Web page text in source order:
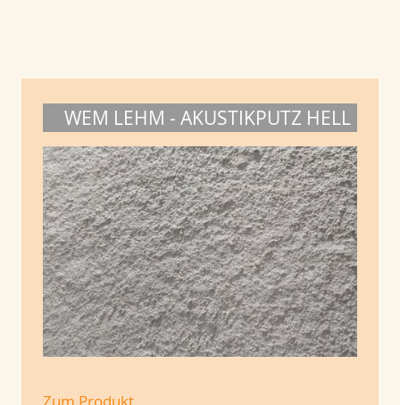
WEM LEHM - AKUSTIKPUTZ HELL